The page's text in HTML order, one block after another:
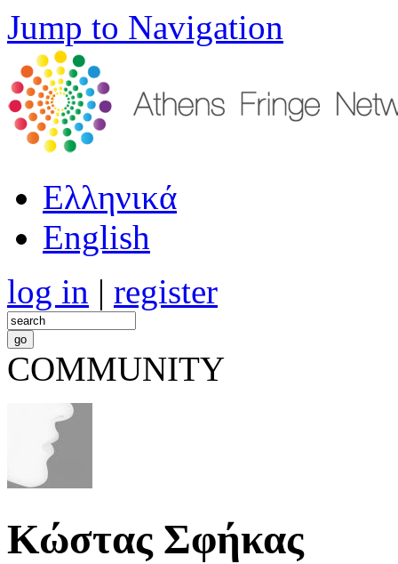
Jump to Navigation
Ελληνικά
English
log in | register
COMMUNITY
Κώστας Σφήκας